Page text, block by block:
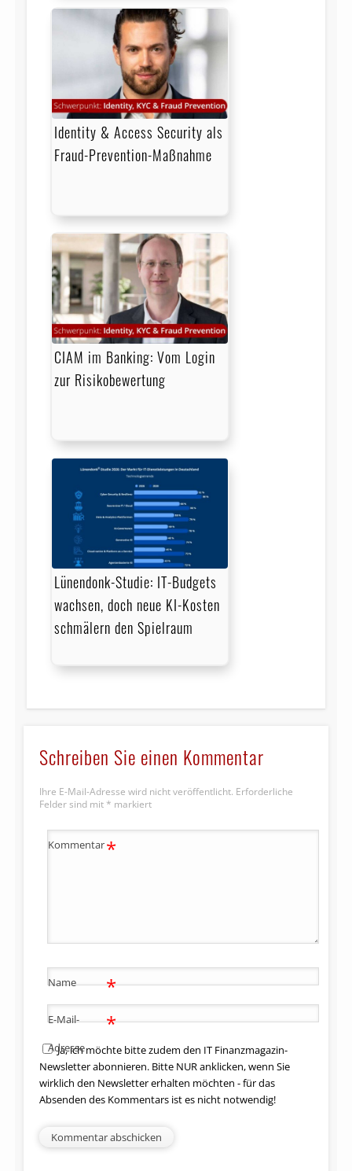
Identity & Access Security als
Fraud-Prevention-Maßnahme
CIAM im Banking: Vom Login
zur Risikobewertung
Lünendonk-Studie: IT-Budgets
wachsen, doch neue KI-Kosten
schmälern den Spielraum
Schreiben Sie einen Kommentar
Ihre E-Mail-Adresse wird nicht veröffentlicht. Erforderliche
Felder sind mit * markiert
Kommentar*
Name *
E-Mail-
Adresse
*
Ja, ich möchte bitte zudem den IT Finanzmagazin-
Newsletter abonnieren. Bitte NUR anklicken, wenn Sie
wirklich den Newsletter erhalten möchten - für das
Absenden des Kommentars ist es nicht notwendig!